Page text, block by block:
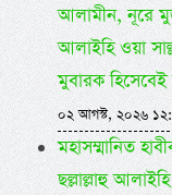
আলামীন, নূরে
আলাইহি ওয়া
মুবারক হিসেবেই
০২ আগস্ট, ২০২৬
মহাসম্মানিত
ছল্লাল্লাহু